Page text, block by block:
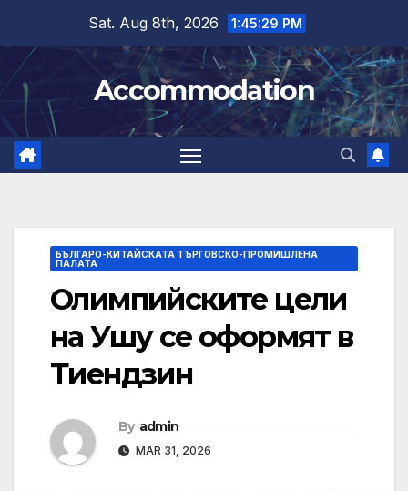
content
Sat. Aug 8th, 2026 1:45:30 PM
Accommodation
БЪЛГАРО-КИТАЙСКАТА ТЪРГОВСКО-ПРОМИШЛЕНА
ПАЛАТА
Олимпийските цели
на Ушу се оформят в
Тиендзин
By admin
MAR 31, 2026